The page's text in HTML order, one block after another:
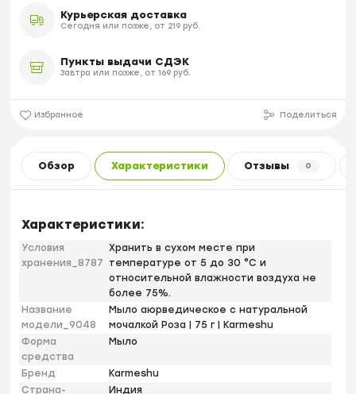
Курьерская доставка
Сегодня или позже, от 219 руб.
Пункты выдачи СДЭК
Завтра или позже, от 169 руб.
Избранное Поделиться
Обзор Характеристики Отзывы 0
Характеристики:
Условия
хранения_8787
Хранить в сухом месте при
температуре от 5 до 30 °С и
относительной влажности воздуха не
более 75%.
Название
модели_9048
Мыло аюрведическое с натуральной
мочалкой Роза | 75 г | Karmeshu
Форма
средства
Мыло
Бренд
Karmeshu
Страна-
Индия